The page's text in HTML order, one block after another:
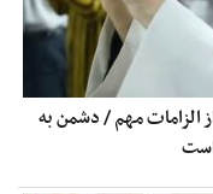
الزامات مهم / دشمن به